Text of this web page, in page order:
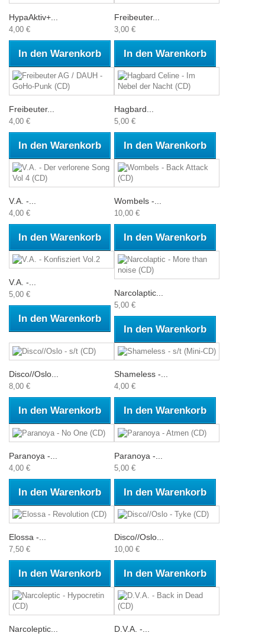
HypaAktiv+...
4,00 €
In den Warenkorb
Freibeuter...
3,00 €
In den Warenkorb
Freibeuter...
4,00 €
In den Warenkorb
Hagbard...
5,00 €
In den Warenkorb
V.A. -...
4,00 €
In den Warenkorb
Wombels -...
10,00 €
In den Warenkorb
V.A. -...
5,00 €
In den Warenkorb
Narcolaptic...
5,00 €
In den Warenkorb
Disco//Oslo...
8,00 €
In den Warenkorb
Shameless -...
4,00 €
In den Warenkorb
Paranoya -...
4,00 €
In den Warenkorb
Paranoya -...
5,00 €
In den Warenkorb
Elossa -...
7,50 €
In den Warenkorb
Disco//Oslo...
10,00 €
In den Warenkorb
Narcoleptic... D.V.A. -...